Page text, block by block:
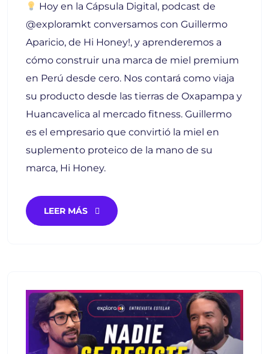
Hoy en la Cápsula Digital, podcast de
@exploramkt conversamos con Guillermo
Aparicio, de Hi Honey!, y aprenderemos a
cómo construir una marca de miel premium
en Perú desde cero. Nos contará como viaja
su producto desde las tierras de Oxapampa y
Huancavelica al mercado fitness. Guillermo
es el empresario que convirtió la miel en
suplemento proteico de la mano de su
marca, Hi Honey.
LEER MÁS